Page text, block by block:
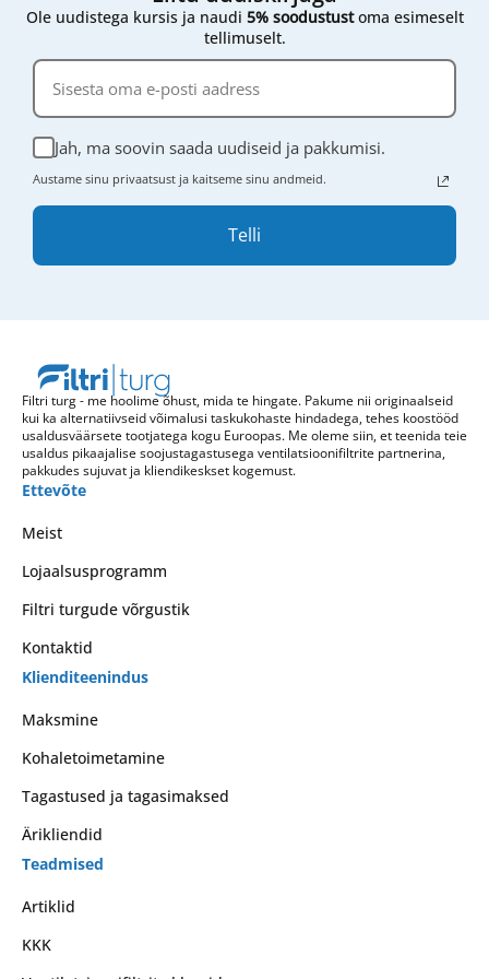
Ole uudistega kursis ja naudi 5% soodustustoma esimeselt
tellimuselt.
Jah, ma soovin saada uudiseid ja pakkumisi.
Austame sinu privaatsust ja kaitseme sinu andmeid.
Telli
Filtri turg - me hoolime õhust, mida te hingate. Pakume nii originaalseid
kui ka alternatiivseid võimalusi taskukohaste hindadega, tehes koostööd
usaldusväärsete tootjatega kogu Euroopas. Me oleme siin, et teenida teie
usaldus pikaajalise soojustagastusega ventilatsioonifiltrite partnerina,
pakkudes sujuvat ja kliendikeskset kogemust.
Ettevõte
Meist
Lojaalsusprogramm
Filtri turgude võrgustik
Kontaktid
Klienditeenindus
Maksmine
Kohaletoimetamine
Tagastused ja tagasimaksed
Ärikliendid
Teadmised
Artiklid
KKK